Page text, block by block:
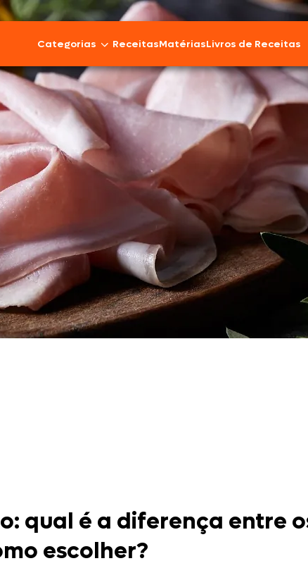
Categorias
Bovinos
Cordeiro
Carnes Suínas
Frios e Embutidos
Peixes e Frutos do Mar
100% Vegetal
Doces, Bolos e Sobremesas
ReceitasMatériasLivros de Receitas
qual é a diferença entre
escolher?